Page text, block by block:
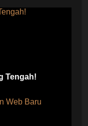
Tengah!